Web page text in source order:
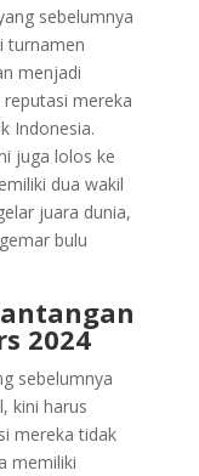
sebelumnya
turnamen
menjadi
mereka
Indonesia.
juga lolos ke
dua wakil
juara dunia,
bulu
2024
sebelumnya
kini harus
mereka tidak
memiliki